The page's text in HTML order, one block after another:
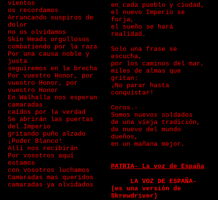
vientos
os recordamos
Arrancando suspiros de
dolor
no os olvidamos
Skin Heads orgullosos
combatiendo por la raza
Por una causa noble y
justa
seguiremos en la brecha
Por vuestro Honor, por
vuestro Honor, por
vuestro Honor
En Walhalla nos esperan
camaradas
caídos por la verdad
Se abrirán las puertas
del Imperio
gritando puño alzado
¡Poder Blanco!
Allí nos recibirán
Por vosotros aquí
estamos
con vosotros luchamos
Camaradas mas queridos
camaradas ya olvidados
en cada pueblo y ciudad,
el nuevo Imperio se
forja,
el sueño se hará
realidad.
Solo una frase se
escucha,
por los caminos del mar,
miles de almas que
gritan:
¡No parar hasta
conquistar!
Coros.-
Somos nuevos soldados
de una vieja tradición,
de nuevo del mundo
dueños,
en un mañana mejor.
PATRIA- La voz de España
LA VOZ DE ESPAÑA-
(es una versión de
Skrewdriver)